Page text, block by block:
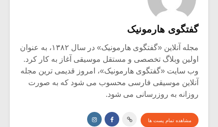
گفتگوی هارمونیک
مجله آنلاین «گفتگوی هارمونیک» در سال ۱۳۸۲، به عنوان
اولین وبلاگ تخصصی و مستقل موسیقی آغاز به کار کرد.
وب سایت «گفتگوی هارمونیک»، امروز قدیمی ترین مجله
آنلاین موسیقی فارسی محسوب می شود که به صورت
روزانه به روزرسانی می شود.
مشاهده تمام پست ها